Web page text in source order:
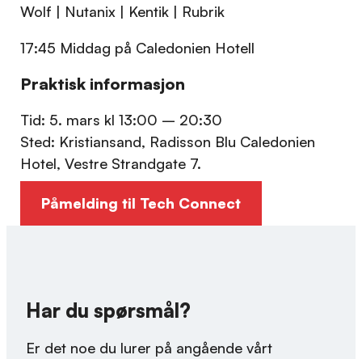
Wolf | Nutanix | Kentik | Rubrik
17:45 Middag på Caledonien Hotell
Praktisk informasjon
Tid: 5. mars kl 13:00 – 20:30
Sted: Kristiansand, Radisson Blu Caledonien
Hotel, Vestre Strandgate 7.
Påmelding til Tech Connect
Har du spørsmål?
Er det noe du lurer på angående vårt